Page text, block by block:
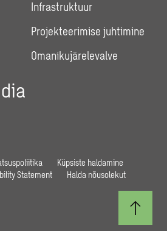
Infrastruktuur
Projekteerimise juhtimine
Omanikujärelevalve
Küpsiste haldamine
Statement Halda nõusolekut